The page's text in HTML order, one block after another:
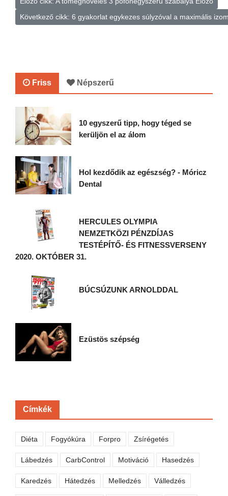
Következő cikk: 6 gyakorlat egykezes súlyzóval a maximális
Friss Népszerű
10 egyszerű tipp, hogy téged se
kerüljön el az álom
Hol kezdődik az egészség? - Móricz
Dental
HERCULES OLYMPIA
NEMZETKÖZI PÉNZDÍJAS
TESTÉPÍTŐ- ÉS FITNESSVERSENY
2020. OKTÓBER 31.
BÚCSÚZUNK ARNOLDDAL
Ezüstös szépség
Címkék
Diéta Fogyókúra Forpro Zsírégetés
Lábedzés CarbControl Motiváció Hasedzés
Karedzés Hátedzés Melledzés Válledzés